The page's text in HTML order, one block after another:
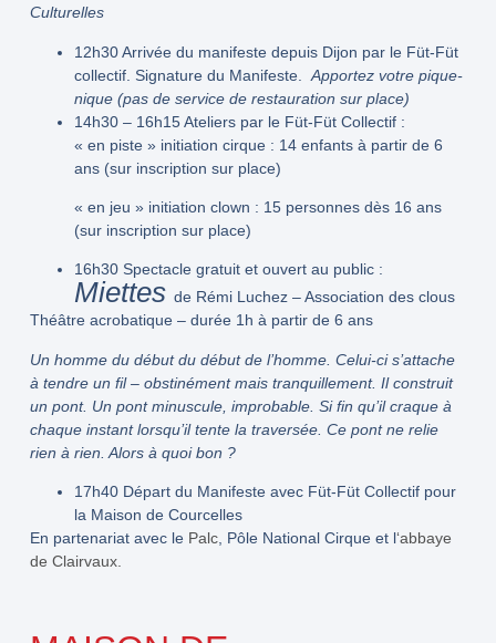
Culturelles
12h30Arrivée du manifeste depuis Dijon par le Füt-Füt
collectif. Signature du Manifeste. Apportez votre pique-
nique (pas de service de restauration sur place)
14h30 – 16h15Ateliers par le Füt-Füt Collectif :
« en piste » initiation cirque : 14 enfants à partir de 6
ans (sur inscription sur place)
« en jeu » initiation clown : 15 personnes dès 16 ans
(sur inscription sur place)
16h30Spectacle gratuit et ouvert au public :
Miettes de Rémi Luchez – Association des clous
Théâtre acrobatique – durée 1h à partir de 6 ans
Un homme du début du début de l’homme. Celui-ci s’attache
à tendre un fil – obstinément mais tranquillement. Il construit
un pont. Un pont minuscule, improbable. Si fin qu’il craque à
chaque instant lorsqu’il tente la traversée. Ce pont ne relie
rien à rien. Alors à quoi bon ?
17h40Départ du Manifeste avec Füt-Füt Collectif pour
la Maison de Courcelles
En partenariat avec le Palc, Pôle National Cirque et l‘abbaye
de Clairvaux.